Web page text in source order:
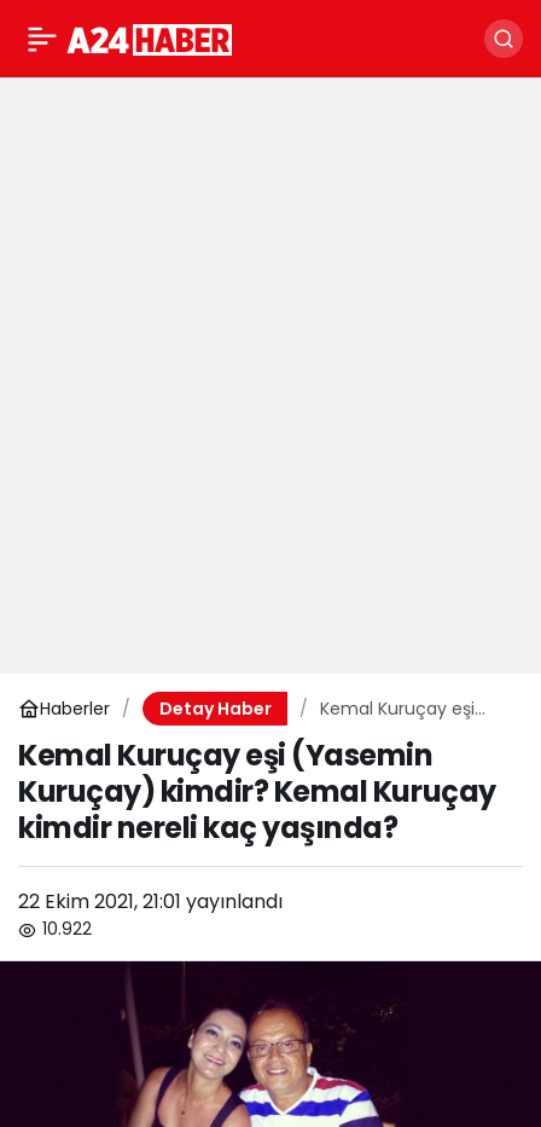
Haberler Detay Haber
Kemal Kuruçay eşi
kimdir? Kemal
Kuruçay kimdir nereli
kaç yaşında?
Kemal Kuruçay eşi (Yasemin
Kuruçay) kimdir? Kemal Kuruçay
kimdir nereli kaç yaşında?
22 Ekim 2021, 21:01 yayınlandı
10.922